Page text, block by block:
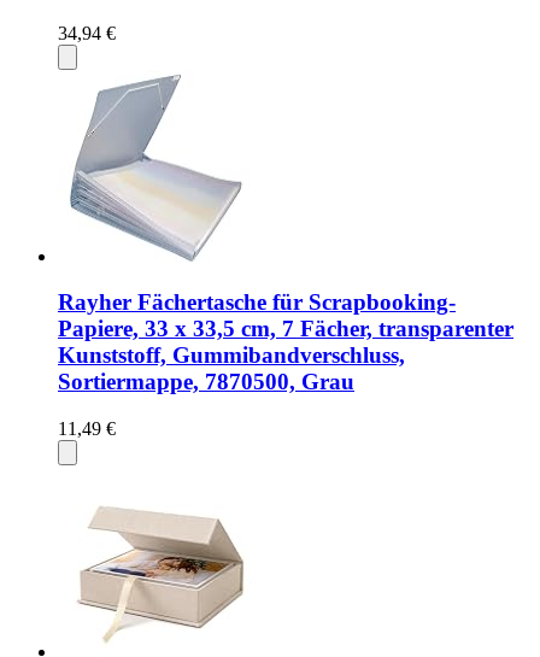
34,94 €
Rayher Fächertasche für Scrapbooking-
Papiere, 33 x 33,5 cm, 7 Fächer, transparenter
Kunststoff, Gummibandverschluss,
Sortiermappe, 7870500, Grau
11,49 €